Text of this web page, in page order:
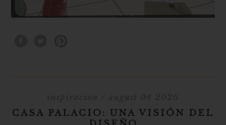
CASA PALACIO: UNA VISIÓN DEL